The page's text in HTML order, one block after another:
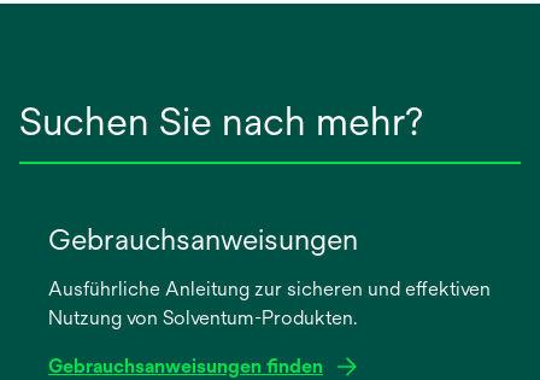
Suchen Sie nach mehr?
Gebrauchsanweisungen
Ausführliche Anleitung zur sicheren und effektiven
Nutzung von Solventum-Produkten.
Gebrauchsanweisungen finden